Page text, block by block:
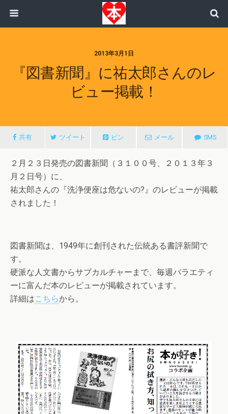
2013年3月1日
『図書新聞』に祐太郎さんのレ
ビュー掲載！
共有 ツイート ピン メール SMS
２月２３日発売の図書新聞（３１００号、２０１３年３
月２日号）に、
祐太郎さんの『洗浄便座は危ないの?』のレビューが掲載
されました！
図書新聞は、1949年に創刊された伝統ある書評新聞で
す。
硬派な人文書からサブカルチャーまで、毎週バラエティ
ーに富んだ本のレビューが掲載されています。
詳細はこちらから。